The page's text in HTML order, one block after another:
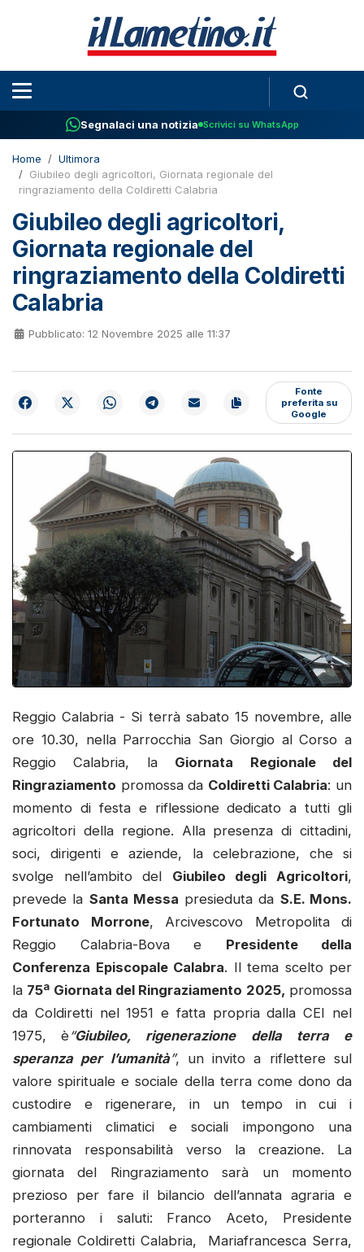
Segnalaci una notizia Scrivici su WhatsApp
Home
Ultimora
Giubileo degli agricoltori, Giornata regionale del
ringraziamento della Coldiretti Calabria
Giubileo degli agricoltori,
Giornata regionale del
ringraziamento della Coldiretti
Calabria
Pubblicato: 12 Novembre 2025 alle 11:37
Fonte
preferita su
Google
Reggio Calabria - Si terrà sabato 15 novembre, alle
ore 10.30, nella Parrocchia San Giorgio al Corso a
Reggio Calabria, la Giornata Regionale del
Ringraziamento promossa da Coldiretti Calabria: un
momento di festa e riflessione dedicato a tutti gli
agricoltori della regione. Alla presenza di cittadini,
soci, dirigenti e aziende, la celebrazione, che si
svolge nell’ambito del Giubileo degli Agricoltori,
prevede la Santa Messa presieduta da S.E. Mons.
Fortunato Morrone, Arcivescovo Metropolita di
Reggio Calabria-Bova e Presidente della
Conferenza Episcopale Calabra. Il tema scelto per
la 75ª Giornata del Ringraziamento 2025, promossa
da Coldiretti nel 1951 e fatta propria dalla CEI nel
1975,
è“Giubileo, rigenerazione della terra e
speranza per l’umanità”, un invito a riflettere sul
valore spirituale e sociale della terra come dono da
custodire e rigenerare, in un tempo in cui i
cambiamenti climatici e sociali impongono una
rinnovata responsabilità verso la creazione. La
giornata del Ringraziamento sarà un momento
prezioso per fare il bilancio dell’annata agraria e
porteranno i saluti: Franco Aceto, Presidente
regionale Coldiretti Calabria, Mariafrancesca Serra,